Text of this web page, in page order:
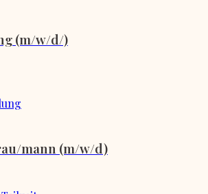
(m/w/d/)
mann (m/w/d)